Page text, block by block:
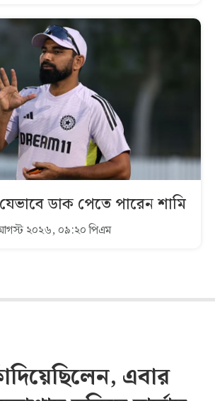
ডাক পেতে পারেন শামি
২০২৬, ০৯:২০ পিএম
এবার